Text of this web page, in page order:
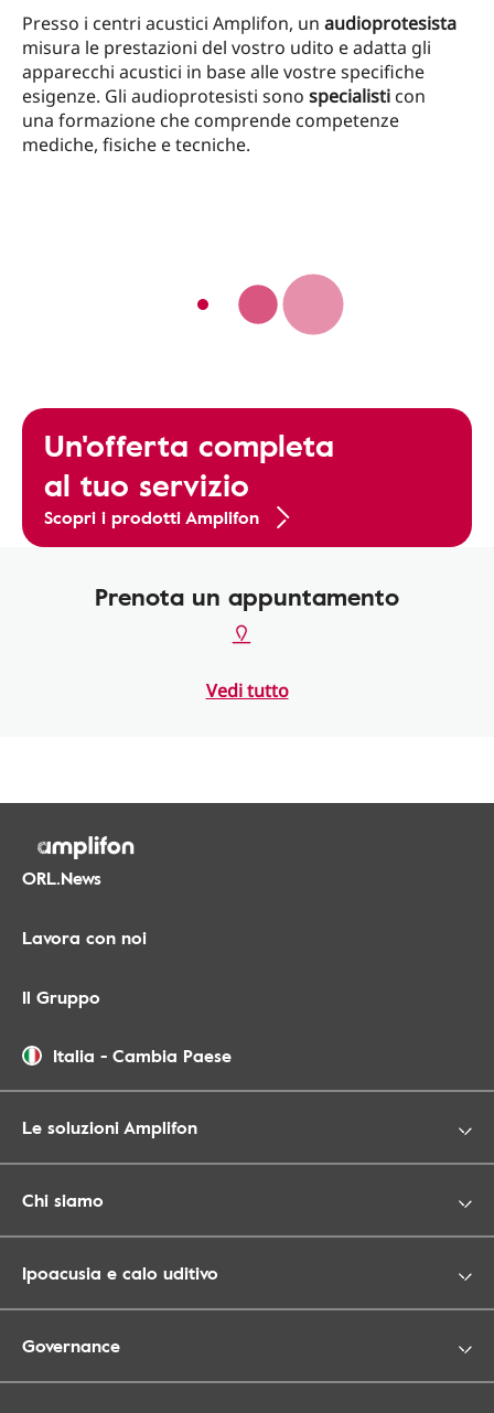
Presso i centri acustici Amplifon, un audioprotesista
misura le prestazioni del vostro udito e adatta gli
apparecchi acustici in base alle vostre specifiche
esigenze. Gli audioprotesisti sono specialisti con
una formazione che comprende competenze
mediche, fisiche e tecniche.
Un'offerta completa
al tuo servizio
Scopri i prodotti Amplifon
Prenota un appuntamento
Vedi tutto
ORL.News
Lavora con noi
Il Gruppo
Italia - Cambia Paese
Le soluzioni Amplifon
Chi siamo
Ipoacusia e calo uditivo
Governance